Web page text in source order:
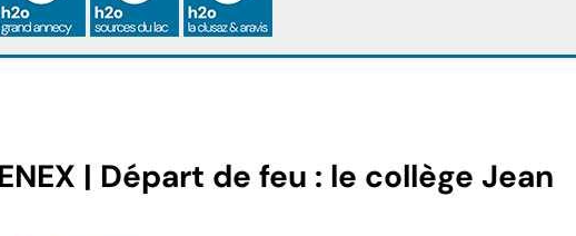
| Départ de feu : le collège Jean